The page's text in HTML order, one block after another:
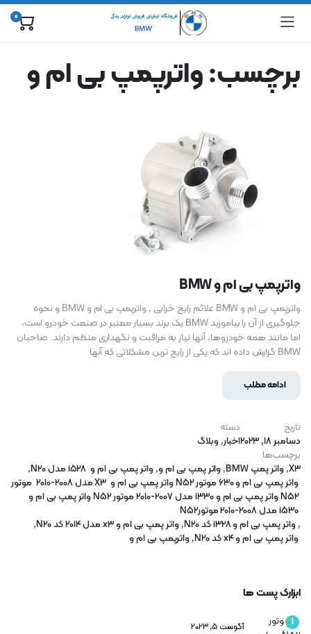
0
برچسب:واترپمپ بی ام و
واترپمپ بی ام و BMW
واترپمپ بی ام و BMW علائم رایج خرابی , واترپمپ بی ام و BMW و نحوه
جلوگیری از آن را بیاموزید BMW یک برند بسیار معتبر در صنعت خودرو است،
اما مانند همه خودروها، آنها نیاز به مراقبت و نگهداری منظم دارند. صاحبان
BMW گزارش داده اند که یکی از رایج ترین مشکلاتی که آنها
ادامه مطلب
تاریخ
دسامبر 18, 2023
دسته
اخبار,وبلاگ
برچسب‌ها
X3
,واتر پمپ BMW ,واتر پمپ بی ام و,واتر پمپ بی ام و i528 مدل N20
,
واتر پمپ بی ام و 630 موتور N52 واتر پمپ بی ام و X3 مدل 2008-2010 موتور
N52 واتر پمپ بی ام و i330 مدل 2007-2010 موتور N52 واتر پمپ بی ام و
i530 مدل 2008-2010 موتورN52
,واتر پمپ بی ام و i328 کد N20 ,واتر پمپ بی ام و x3 مدل 2014 کد N20
,
واتر پمپ بی ام و x4 کد N20
, واترپمپ بی ام و
ابزارک پست ها
1 آگوست 5, 2023